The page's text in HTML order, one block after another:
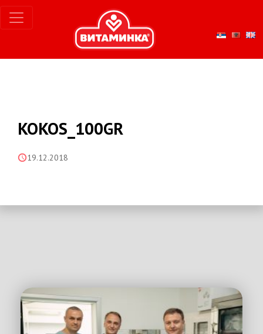
KOKOS_100GR
19.12.2018